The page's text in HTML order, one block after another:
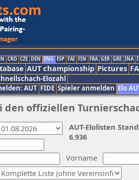
CRO CZE DEN ENG ESP FAI FIN FRA GER GRE INA
AUT championship Pictures
Elozahl
AUT FIDE Spieler anmelden Elo
offiziellen
Vorname
AUT-Elolisten
6.936